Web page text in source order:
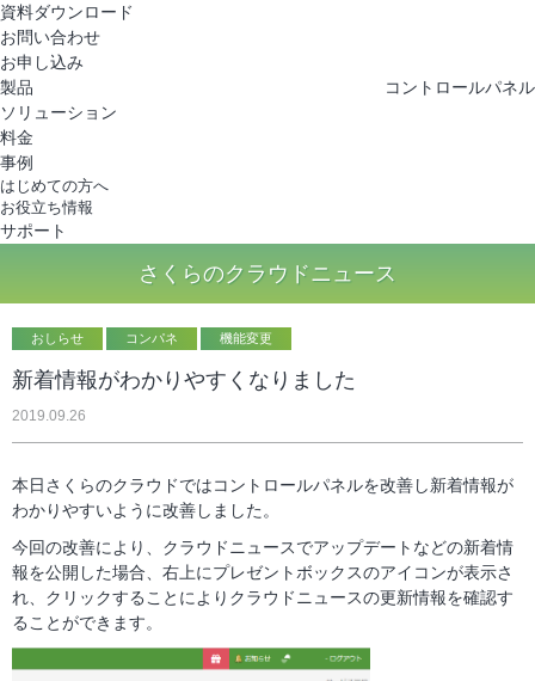
さくらのクラウド
資料ダウンロード
お問い合わせ
お申し込み
製品
ソリューション
料金
事例
はじめての方へ
お役立ち情報
サポート
コントロールパネル
さくらのクラウドニュース
おしらせ コンパネ 機能変更
新着情報がわかりやすくなりました
2019.09.26
本日さくらのクラウドではコントロールパネルを改善し新着情報が
わかりやすいように改善しました。
今回の改善により、クラウドニュースでアップデートなどの新着情
報を公開した場合、右上にプレゼントボックスのアイコンが表示さ
れ、クリックすることによりクラウドニュースの更新情報を確認す
ることができます。